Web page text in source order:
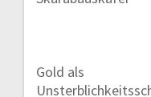
Gold als